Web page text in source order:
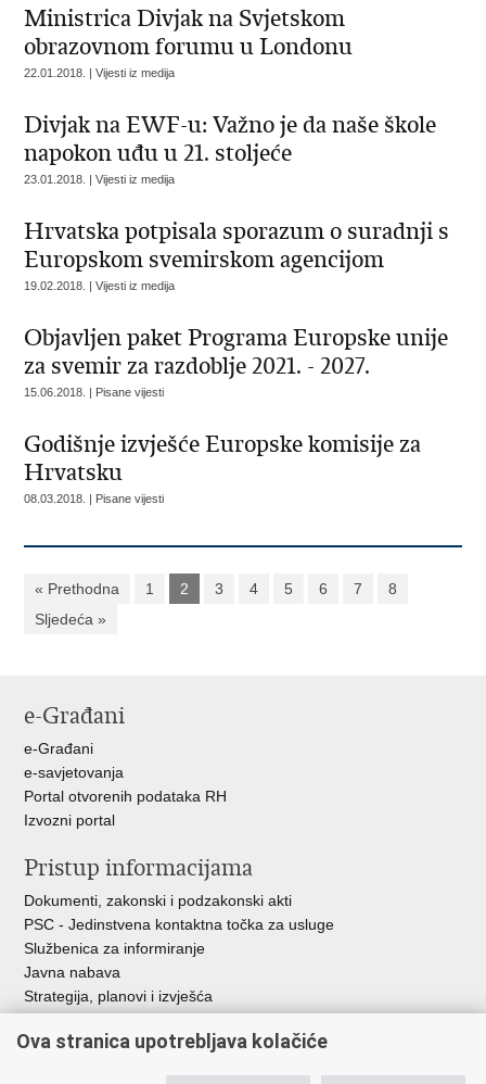
Ministrica Divjak na Svjetskom
obrazovnom forumu u Londonu
22.01.2018. | Vijesti iz medija
Divjak na EWF-u: Važno je da naše škole
napokon uđu u 21. stoljeće
23.01.2018. | Vijesti iz medija
Hrvatska potpisala sporazum o suradnji s
Europskom svemirskom agencijom
19.02.2018. | Vijesti iz medija
Objavljen paket Programa Europske unije
za svemir za razdoblje 2021. - 2027.
15.06.2018. | Pisane vijesti
Godišnje izvješće Europske komisije za
Hrvatsku
08.03.2018. | Pisane vijesti
« Prethodna 1 2 3 4 5 6 7
8
Sljedeća »
e-Građani
e-Građani
e-savjetovanja
Portal otvorenih podataka RH
Izvozni portal
Pristup informacijama
Dokumenti, zakonski i podzakonski akti
PSC - Jedinstvena kontaktna točka za usluge
Službenica za informiranje
Javna nabava
Strategija, planovi i izvješća
Ova stranica upotrebljava kolačiće